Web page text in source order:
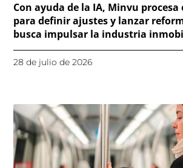
Con ayuda de la IA, Minvu procesa
para definir ajustes y lanzar
busca impulsar la industria
28 de julio de 2026